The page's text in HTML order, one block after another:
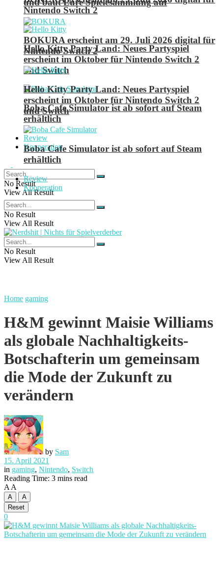
Nintendo Switch 2
Hello Kitty Party Land: Neues Partyspiel
erscheint im Oktober für Nintendo Switch 2
und Switch
Boba Cafe Simulator ist ab sofort auf Steam
erhältlich
Review
Kooperation
No Result
View All Result
und baut Eure Spielesammlung auf
BOKURA erscheint am 29. Juli 2026 digital für
Nintendo Switch 2
Hello Kitty Party Land: Neues Partyspiel
erscheint im Oktober für Nintendo Switch 2
und Switch
Boba Cafe Simulator ist ab sofort auf Steam
erhältlich
Review
Kooperation
No Result
View All Result
No Result
View All Result
Home gaming
H&M gewinnt Maisie Williams
als globale Nachhaltigkeits-
Botschafterin um gemeinsam
die Mode der Zukunft zu
verändern
by Sam
15. April 2021
in gaming, Nintendo, Switch
Reading Time: 3 mins read
A A
A
A
Reset
0